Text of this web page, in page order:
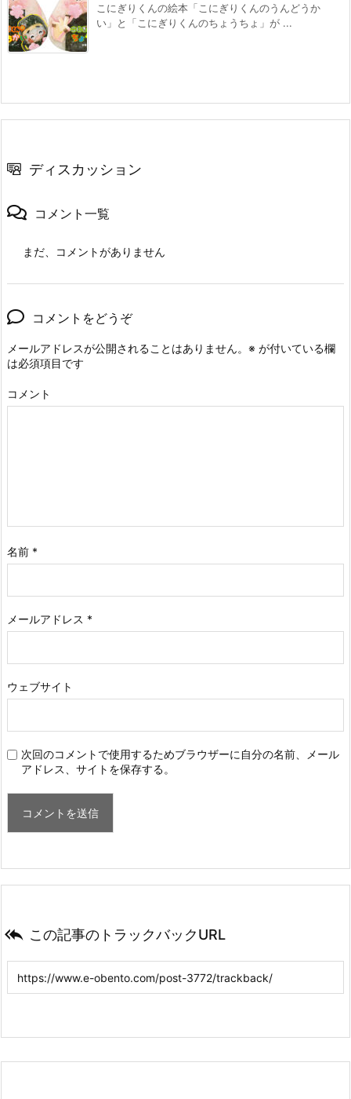
こにぎりくんの絵本「こにぎりくんのうんどうか
い」と「こにぎりくんのちょうちょ」が ...
ディスカッション
コメント一覧
まだ、コメントがありません
コメントをどうぞ
メールアドレスが公開されることはありません。 ※ が付いている欄
は必須項目です
コメント
名前 *
メールアドレス *
ウェブサイト
次回のコメントで使用するためブラウザーに自分の名前、メール
アドレス、サイトを保存する。
 この記事のトラックバックURL